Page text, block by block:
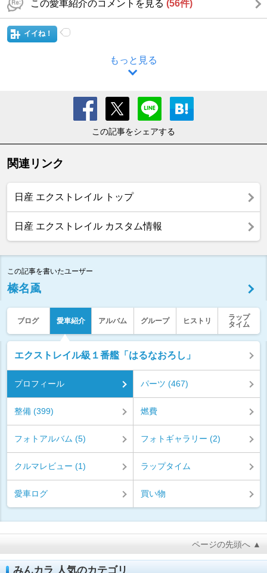
この愛車紹介のコメントを見る (56件)
イイね！
もっと見る
この記事をシェアする
関連リンク
日産 エクストレイル トップ
日産 エクストレイル カスタム情報
この記事を書いたユーザー
榛名颪
ブログ 愛車紹介 アルバム グループ ヒストリ
ラップ
タイム
エクストレイル級１番艦「はるなおろし」
プロフィール パーツ (467)
整備 (399) 燃費
フォトアルバム (5) フォトギャラリー (2)
クルマレビュー (1) ラップタイム
愛車ログ 買い物
ページの先頭へ ▲
みんカラ 人気のカテゴリ